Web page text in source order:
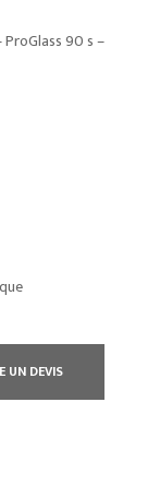
90 s –
UN DEVIS